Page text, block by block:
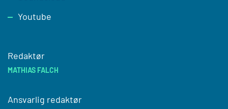
Youtube
Redaktør
MATHIAS FALCH
Ansvarlig redaktør